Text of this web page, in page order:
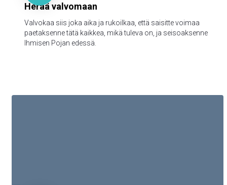
Herää valvomaan
Valvokaa siis joka aika ja rukoilkaa, että saisitte voimaa
paetaksenne tätä kaikkea, mikä tuleva on, ja seisoaksenne
Ihmisen Pojan edessä.